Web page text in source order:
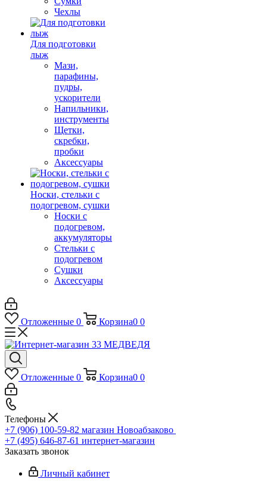
Чехлы
Для подготовки
лыж
Мази,
парафины,
пудры,
ускорители
Напильники,
инструменты
Щетки,
скребки,
пробки
Аксессуары
Носки, стельки с
подогревом, сушки
Носки с
подогревом,
аккумуляторы
Стельки с
подогревом
Сушки
Аксессуары
Отложенные 0 Корзина0 0
Отложенные 0 Корзина0 0
Телефоны
+7 (906) 100-59-82 магазин Новоабзаково
+7 (495) 646-87-61 интернет-магазин
Заказать звонок
Личный кабинет